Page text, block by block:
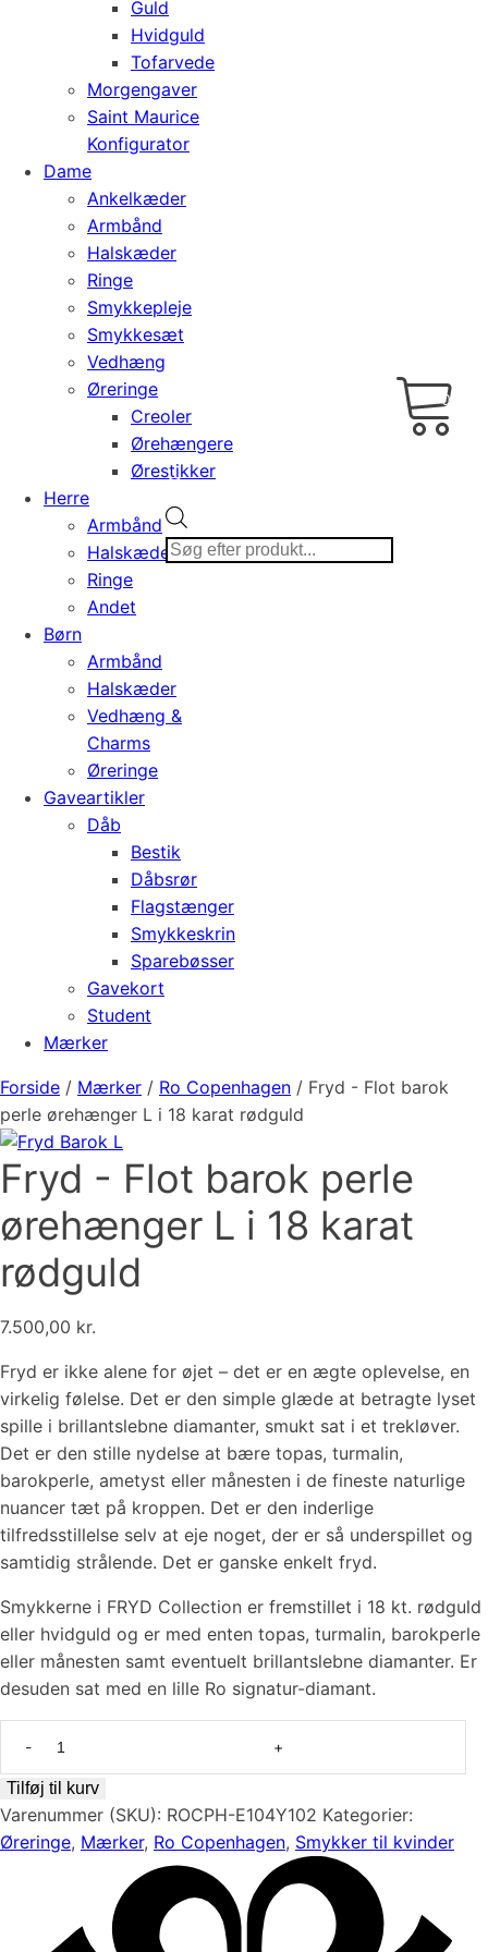
Guld
Hvidguld
Tofarvede
Morgengaver
Saint Maurice
Konfigurator
Dame
Ankelkæder
Armbånd
Halskæder
Ringe
Smykkepleje
Smykkesæt
Vedhæng
Øreringe
Creoler
Ørehængere
Ørestikker
Herre
Armbånd
Halskæder
Ringe
Andet
Børn
Armbånd
Halskæder
Vedhæng &
Charms
Øreringe
Gaveartikler
Dåb
Bestik
Dåbsrør
Flagstænger
Smykkeskrin
Sparebøsser
Gavekort
Student
Mærker
search
0,00
Forside / Mærker / Ro Copenhagen / Fryd - Flot barok
perle ørehænger L i 18 karat rødguld
Fryd - Flot barok perle
ørehænger L i 18 karat
rødguld
7.500,00 kr.
Fryd er ikke alene for øjet – det er en ægte oplevelse, en
virkelig følelse. Det er den simple glæde at betragte lyset
spille i brillantslebne diamanter, smukt sat i et trekløver.
Det er den stille nydelse at bære topas, turmalin,
barokperle, ametyst eller månesten i de fineste naturlige
nuancer tæt på kroppen. Det er den inderlige
tilfredsstillelse selv at eje noget, der er så underspillet og
samtidig strålende. Det er ganske enkelt fryd.
Smykkerne i FRYD Collection er fremstillet i 18 kt. rødguld
eller hvidguld og er med enten topas, turmalin, barokperle
eller månesten samt eventuelt brillantslebne diamanter. Er
desuden sat med en lille Ro signatur-diamant.
Flot
barok
perle
Tilføj til kurv
Varenummer (SKU): ROCPH-E104Y102 Kategorier:
Øreringe, Mærker, Ro Copenhagen, Smykker til kvinder